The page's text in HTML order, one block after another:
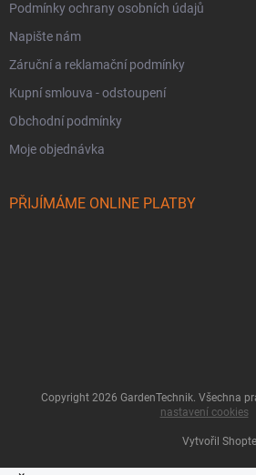
Podmínky ochrany osobních údajů
Napište nám
Záruční a reklamační podmínky
Kupní smlouva - odstoupení
Obchodní podmínky
Moje objednávka
PŘIJÍMÁME ONLINE PLATBY
Vytvořil
Copyright 2026 GardenTechnik. Všechna
nastavení cookies